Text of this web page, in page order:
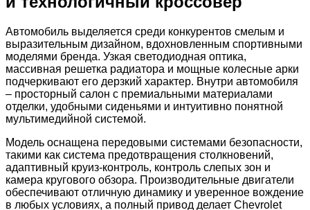
Автомобиль выделяется среди конкурентов смелым и
выразительным дизайном, вдохновленным спортивными
моделями бренда. Узкая светодиодная оптика,
массивная решетка радиатора и мощные колесные арки
подчеркивают его дерзкий характер. Внутри автомобиля
– просторный салон с премиальными материалами
отделки, удобными сиденьями и интуитивно понятной
мультимедийной системой.
Модель оснащена передовыми системами безопасности,
такими как система предотвращения столкновений,
адаптивный круиз-контроль, контроль слепых зон и
камера кругового обзора. Производительные двигатели
обеспечивают отличную динамику и уверенное вождение
в любых условиях, а полный привод делает Chevrolet